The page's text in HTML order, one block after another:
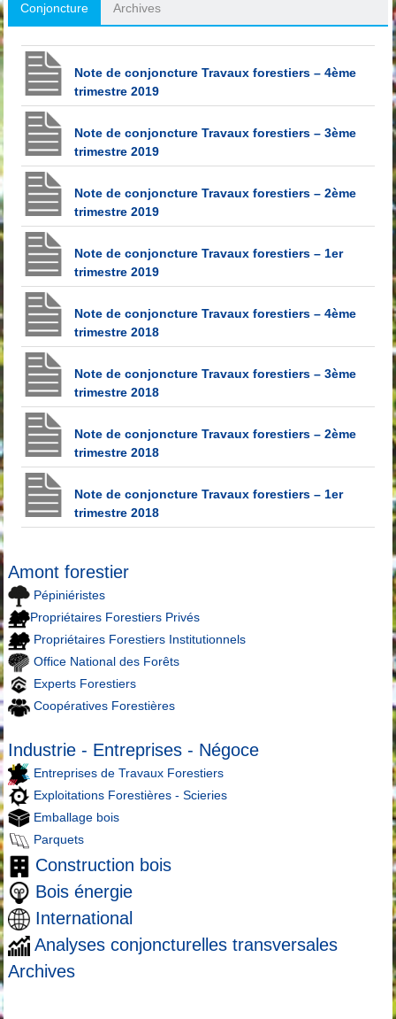
Conjoncture Archives
Note de conjoncture Travaux forestiers – 4ème
trimestre 2019
Note de conjoncture Travaux forestiers – 3ème
trimestre 2019
Note de conjoncture Travaux forestiers – 2ème
trimestre 2019
Note de conjoncture Travaux forestiers – 1er
trimestre 2019
Note de conjoncture Travaux forestiers – 4ème
trimestre 2018
Note de conjoncture Travaux forestiers – 3ème
trimestre 2018
Note de conjoncture Travaux forestiers – 2ème
trimestre 2018
Note de conjoncture Travaux forestiers – 1er
trimestre 2018
Amont forestier
Pépiniéristes
Propriétaires Forestiers Privés
Propriétaires Forestiers Institutionnels
Office National des Forêts
Experts Forestiers
Coopératives Forestières
Industrie - Entreprises - Négoce
Entreprises de Travaux Forestiers
Exploitations Forestières - Scieries
Emballage bois
Parquets
Construction bois
Bois énergie
International
Analyses conjoncturelles transversales
Archives